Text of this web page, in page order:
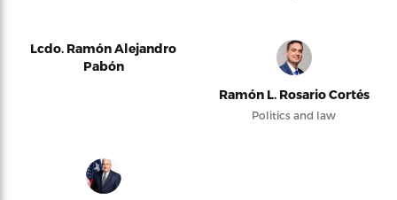
Lcdo. Ramón Alejandro
Pabón
Ramón L. Rosario Cortés
Politics and law